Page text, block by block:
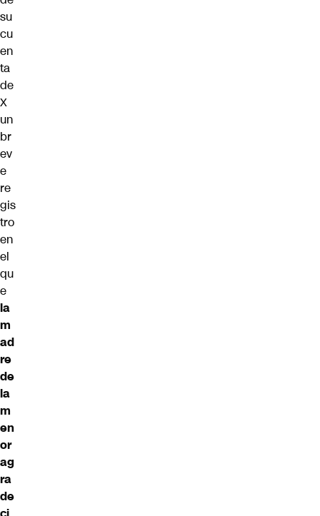
su
cu
en
ta
de
X
un
br
ev
e
re
gis
tro
en
el
qu
e
la
m
ad
re
de
la
m
en
or
ag
ra
de